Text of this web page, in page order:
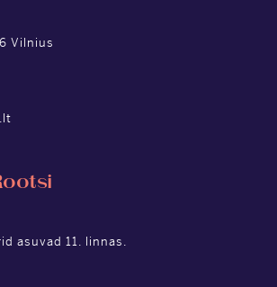
Vilnius
asuvad 11. linnas.